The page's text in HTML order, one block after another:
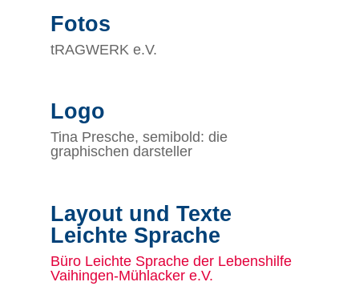
Fotos
tRAGWERK e.V.
Logo
Tina Presche, semibold: die
graphischen darsteller
Layout und Texte
Leichte Sprache
Büro Leichte Sprache der Lebenshilfe
Vaihingen-Mühlacker e.V.